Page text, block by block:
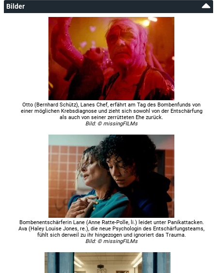
Bilder
Otto (Bernhard Schütz), Lanes Chef, erfährt am Tag des Bombenfunds von
einer möglichen Krebsdiagnose und zieht sich sowohl von der Entschärfung
als auch von seiner zerrütteten Ehe zurück.
Bild: © missingFILMs
Bombenentschärferin Lane (Anne Ratte-Polle, li.) leidet unter Panikattacken.
Ava (Haley Louise Jones, re.), die neue Psychologin des Entschärfungsteams,
fühlt sich derweil zu ihr hingezogen und ignoriert das Trauma.
Bild: © missingFILMs